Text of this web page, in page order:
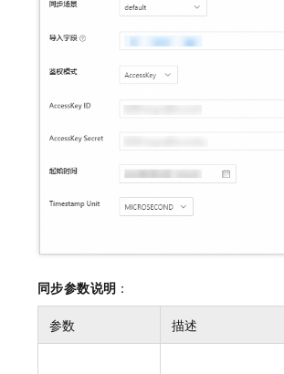
同步参数说明 ：
参数 描述